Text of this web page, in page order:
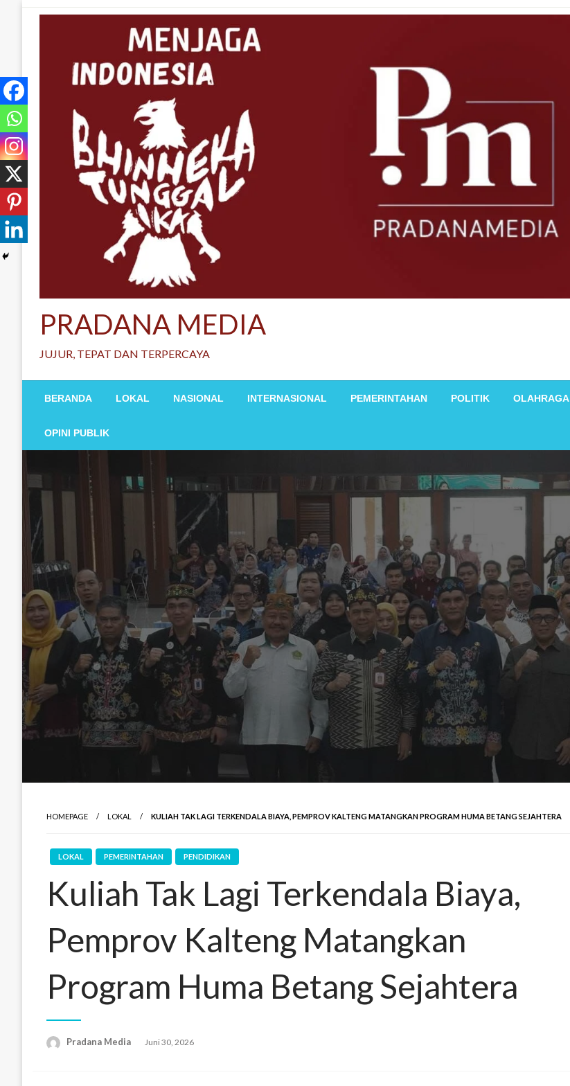
PRADANA MEDIA
JUJUR, TEPAT DAN TERPERCAYA
BERANDA LOKAL NASIONAL INTERNASIONAL PEMERINTAHAN POLITIK OLAHRAGA
OPINI PUBLIK
HOMEPAGE LOKAL KULIAH TAK LAGI TERKENDALA BIAYA, PEMPROV KALTENG MATANGKAN PROGRAM HUMA BETANG SEJAHTERA
LOKAL PEMERINTAHAN PENDIDIKAN
Kuliah Tak Lagi Terkendala Biaya,
Pemprov Kalteng Matangkan
Program Huma Betang Sejahtera
Pradana Media Juni 30, 2026